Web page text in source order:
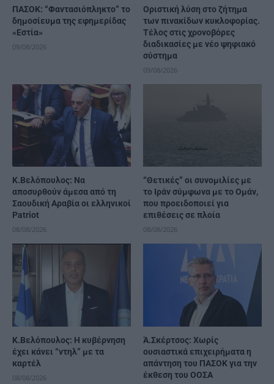
ΠΑΣΟΚ: “Φαντασιόπληκτο” το
δημοσίευμα της εφημερίδας
«Εστία»
09/08/2026
Οριστική λύση στο ζήτημα
των πινακίδων κυκλοφορίας.
Τέλος στις χρονοβόρες
διαδικασίες με νέο ψηφιακό
σύστημα
09/08/2026
Κ.Βελόπουλος: Να
αποσυρθούν άμεσα από τη
Σαουδική Αραβία οι ελληνικοί
Patriot
08/08/2026
“Θετικές” οι συνομιλίες με
το Ιράν σύμφωνα με το Ομάν,
που προειδοποιεί για
επιθέσεις σε πλοία
08/08/2026
Κ.Βελόπουλος: Η κυβέρνηση
έχει κάνει “ντηλ” με τα
καρτέλ
08/08/2026
Ά.Σκέρτσος: Χωρίς
ουσιαστικά επιχειρήματα η
απάντηση του ΠΑΣΟΚ για την
έκθεση του ΟΟΣΑ